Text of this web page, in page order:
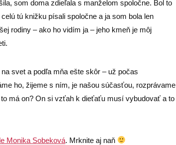
som doma zdieľala s manželom spoločne. Bol to
tú knižku písali spoločne a ja som bola len
rodiny – ako ho vidím ja – jeho kmeň je môj
svet a podľa mňa ešte skôr – už počas
ho, žijeme s ním, je našou súčasťou, rozprávame
má on? On si vzťah k dieťaťu musí vybudovať a to
Monika Sobeková. Mrknite aj naň